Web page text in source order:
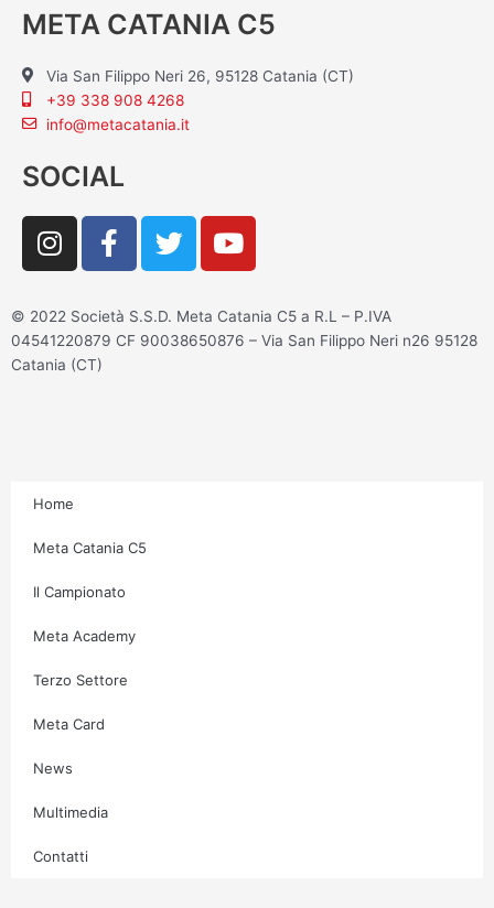
META CATANIA C5
Via San Filippo Neri 26, 95128 Catania (CT)
+39 338 908 4268
info@metacatania.it
SOCIAL
I
n
t
a
g
F
a
e
b
T
w
t
t
Y
o
t
u
© 2022 Società S.S.D. Meta Catania C5 a R.L – P.IVA
04541220879 CF 90038650876 – Via San Filippo Neri n26 95128
Catania (CT)
Home
Meta Catania C5
Il Campionato
Meta Academy
Terzo Settore
Meta Card
News
Multimedia
Contatti